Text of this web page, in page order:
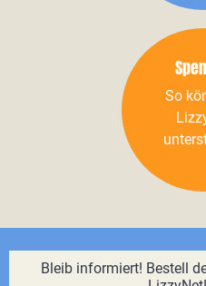
So
Bleib informiert! Bestell